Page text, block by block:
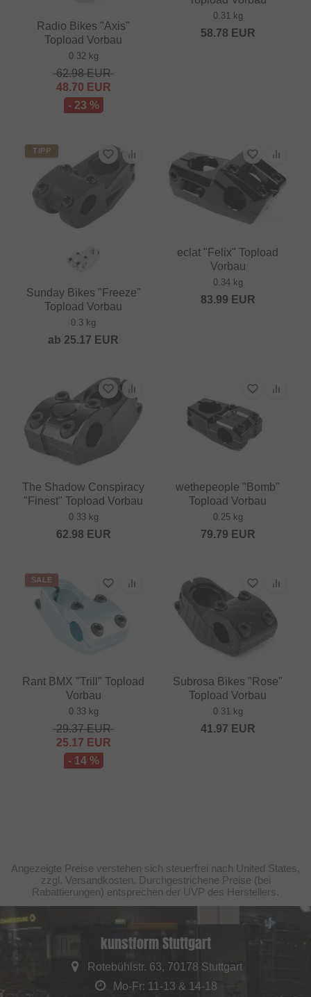
Radio Bikes "Axis"
Topload Vorbau
0.32 kg
62.98EUR
48.70 EUR
- 23 %
0.31 kg
58.78 EUR
TIPP
Sunday Bikes "Freeze"
Topload Vorbau
0.3 kg
ab 25.17 EUR
eclat "Felix" Topload
Vorbau
0.34 kg
83.99 EUR
The Shadow Conspiracy
"Finest" Topload Vorbau
0.33 kg
62.98 EUR
wethepeople "Bomb"
Topload Vorbau
0.25 kg
79.79 EUR
SALE
Rant BMX "Trill" Topload
Vorbau
0.33 kg
29.37EUR
25.17 EUR
- 14 %
Subrosa Bikes "Rose"
Topload Vorbau
0.31 kg
41.97 EUR
Angezeigte Preise verstehen sich steuerfrei nach United States,
zzgl. Versandkosten. Durchgestrichene Preise (bei
Rabattierungen) entsprechen der UVP des Herstellers.
kunstform Stuttgart
Rotebühlstr. 63, 70178 Stuttgart
Mo-Fr: 11-13 & 14-18